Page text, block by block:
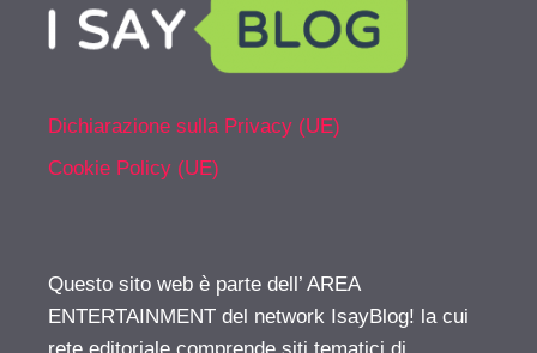
Dichiarazione sulla Privacy (UE)
Cookie Policy (UE)
Questo sito web è parte dell’ AREA
ENTERTAINMENT del network IsayBlog! la cui